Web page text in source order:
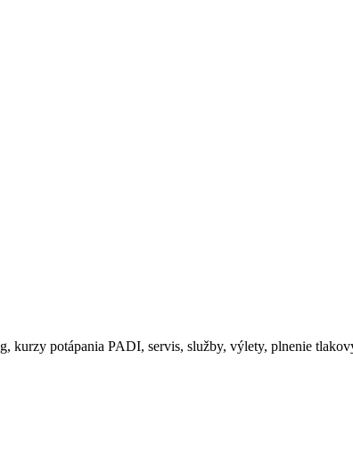
kurzy potápania PADI, servis, služby, výlety, plnenie